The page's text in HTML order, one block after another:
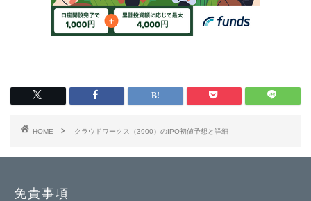
HOME クラウドワークス（3900）のIPO初値予想と詳細
免責事項